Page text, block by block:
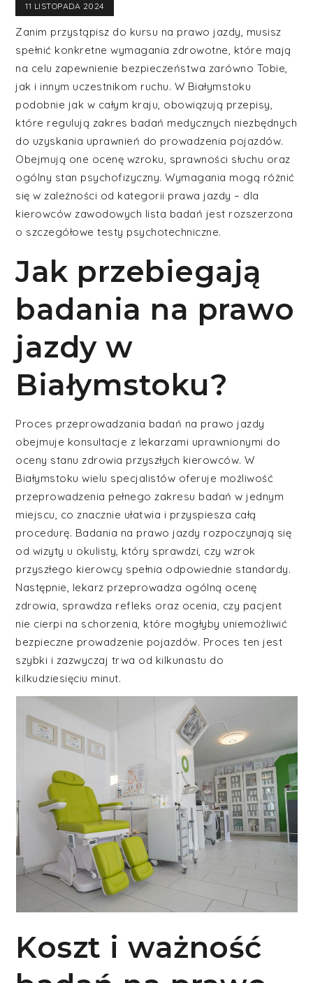
11 LISTOPADA 2024
Zanim przystąpisz do kursu na prawo jazdy, musisz
spełnić konkretne wymagania zdrowotne, które mają
na celu zapewnienie bezpieczeństwa zarówno Tobie,
jak i innym uczestnikom ruchu. W Białymstoku
podobnie jak w całym kraju, obowiązują przepisy,
które regulują zakres badań medycznych niezbędnych
do uzyskania uprawnień do prowadzenia pojazdów.
Obejmują one ocenę wzroku, sprawności słuchu oraz
ogólny stan psychofizyczny. Wymagania mogą różnić
się w zależności od kategorii prawa jazdy – dla
kierowców zawodowych lista badań jest rozszerzona
o szczegółowe testy psychotechniczne.
Jak przebiegają
badania na prawo
jazdy w
Białymstoku?
Proces przeprowadzania badań na prawo jazdy
obejmuje konsultacje z lekarzami uprawnionymi do
oceny stanu zdrowia przyszłych kierowców. W
Białymstoku wielu specjalistów oferuje możliwość
przeprowadzenia pełnego zakresu badań w jednym
miejscu, co znacznie ułatwia i przyspiesza całą
procedurę. Badania na prawo jazdy rozpoczynają się
od wizyty u okulisty, który sprawdzi, czy wzrok
przyszłego kierowcy spełnia odpowiednie standardy.
Następnie, lekarz przeprowadza ogólną ocenę
zdrowia, sprawdza refleks oraz ocenia, czy pacjent
nie cierpi na schorzenia, które mogłyby uniemożliwić
bezpieczne prowadzenie pojazdów. Proces ten jest
szybki i zazwyczaj trwa od kilkunastu do
kilkudziesięciu minut.
Koszt i ważność